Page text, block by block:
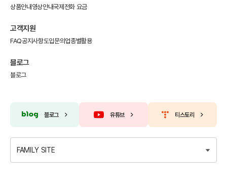
상품안내 영상안내국제전화 요금
고객지원
FAQ공지사항도입문의 업종별활용
블로그
블로그
블로그 유튜브 티스토리
FAMILY SITE